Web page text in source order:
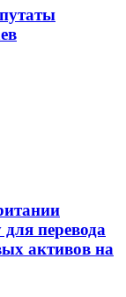
перевода
активов на